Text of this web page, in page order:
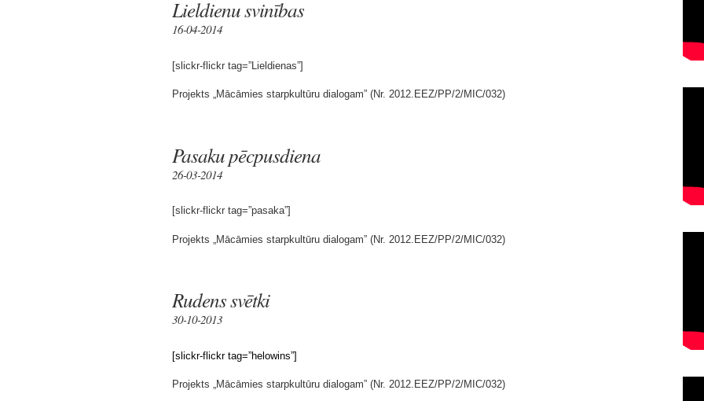
Lieldienu svinības
16-04-2014
[slickr-flickr tag=”Lieldienas”]
Projekts „Mācāmies starpkultūru dialogam” (Nr. 2012.EEZ/PP/2/MIC/032)
Pasaku pēcpusdiena
26-03-2014
[slickr-flickr tag=”pasaka”]
Projekts „Mācāmies starpkultūru dialogam” (Nr. 2012.EEZ/PP/2/MIC/032)
Rudens svētki
30-10-2013
[slickr-flickr tag=”helowins”]
Projekts „Mācāmies starpkultūru dialogam” (Nr. 2012.EEZ/PP/2/MIC/032)